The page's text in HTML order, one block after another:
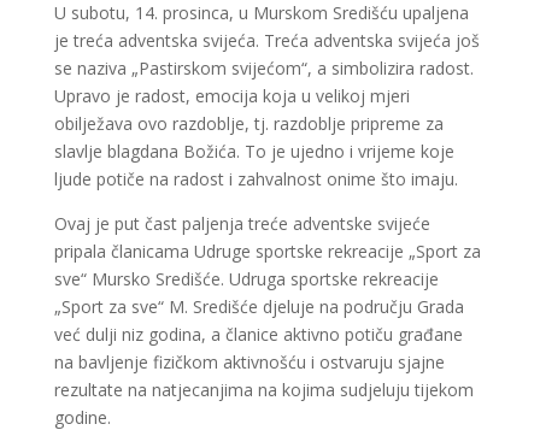
U subotu, 14. prosinca, u Murskom Središću upaljena
je treća adventska svijeća. Treća adventska svijeća još
se naziva „Pastirskom svijećom“, a simbolizira radost.
Upravo je radost, emocija koja u velikoj mjeri
obilježava ovo razdoblje, tj. razdoblje pripreme za
slavlje blagdana Božića. To je ujedno i vrijeme koje
ljude potiče na radost i zahvalnost onime što imaju.
Ovaj je put čast paljenja treće adventske svijeće
pripala članicama Udruge sportske rekreacije „Sport za
sve“ Mursko Središće. Udruga sportske rekreacije
„Sport za sve“ M. Središće djeluje na području Grada
već dulji niz godina, a članice aktivno potiču građane
na bavljenje fizičkom aktivnošću i ostvaruju sjajne
rezultate na natjecanjima na kojima sudjeluju tijekom
godine.